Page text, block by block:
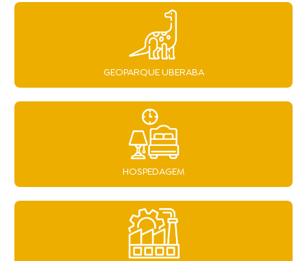
GEOPARQUE UBERABA
HOSPEDAGEM